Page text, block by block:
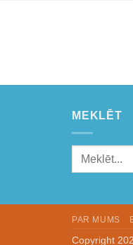
MEKLĒT
PAR MUMS
Copyright